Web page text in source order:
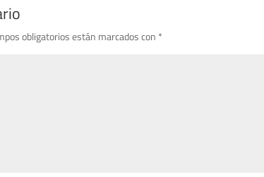
obligatorios están marcados con *